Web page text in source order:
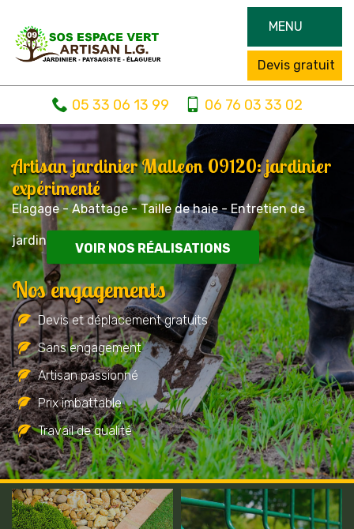
MENU
Devis gratuit
05 33 06 13 99 06 76 03 33 02
Artisan jardinier Malleon 09120: jardinier
expérimenté
Elagage - Abattage - Taille de haie - Entretien de
jardin
VOIR NOS RÉALISATIONS
Nos engagements
Devis et déplacement gratuits
Sans engagement
Artisan passionné
Prix imbattable
Travail de qualité